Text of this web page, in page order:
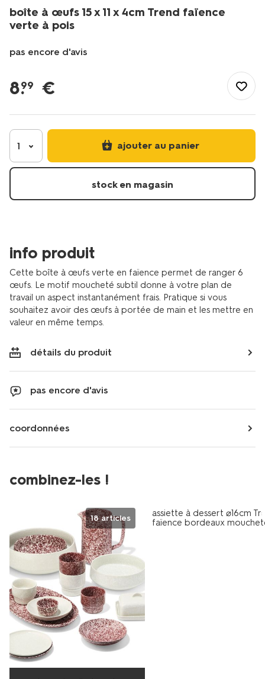
boîte à œufs 15 x 11 x 4cm Trend faïence
verte à pois
pas encore d'avis
fr/manger-
cuisiner/manger/vaisselle/coquetiers/boite-
%C5%93ufs-
15-
x-
9650353.html
8.
99 €
1 ajouter au panier
stock en magasin
info produit
Cette boîte à œufs verte en faïence permet de ranger 6
œufs. Le motif moucheté subtil donne à votre plan de
travail un aspect instantanément frais. Pratique si vous
souhaitez avoir des œufs à portée de main et les mettre en
valeur en même temps.
détails du produit
pas encore d'avis
coordonnées
combinez-les !
18 articles
assiette à dessert ⌀16cm
faïence bordeaux